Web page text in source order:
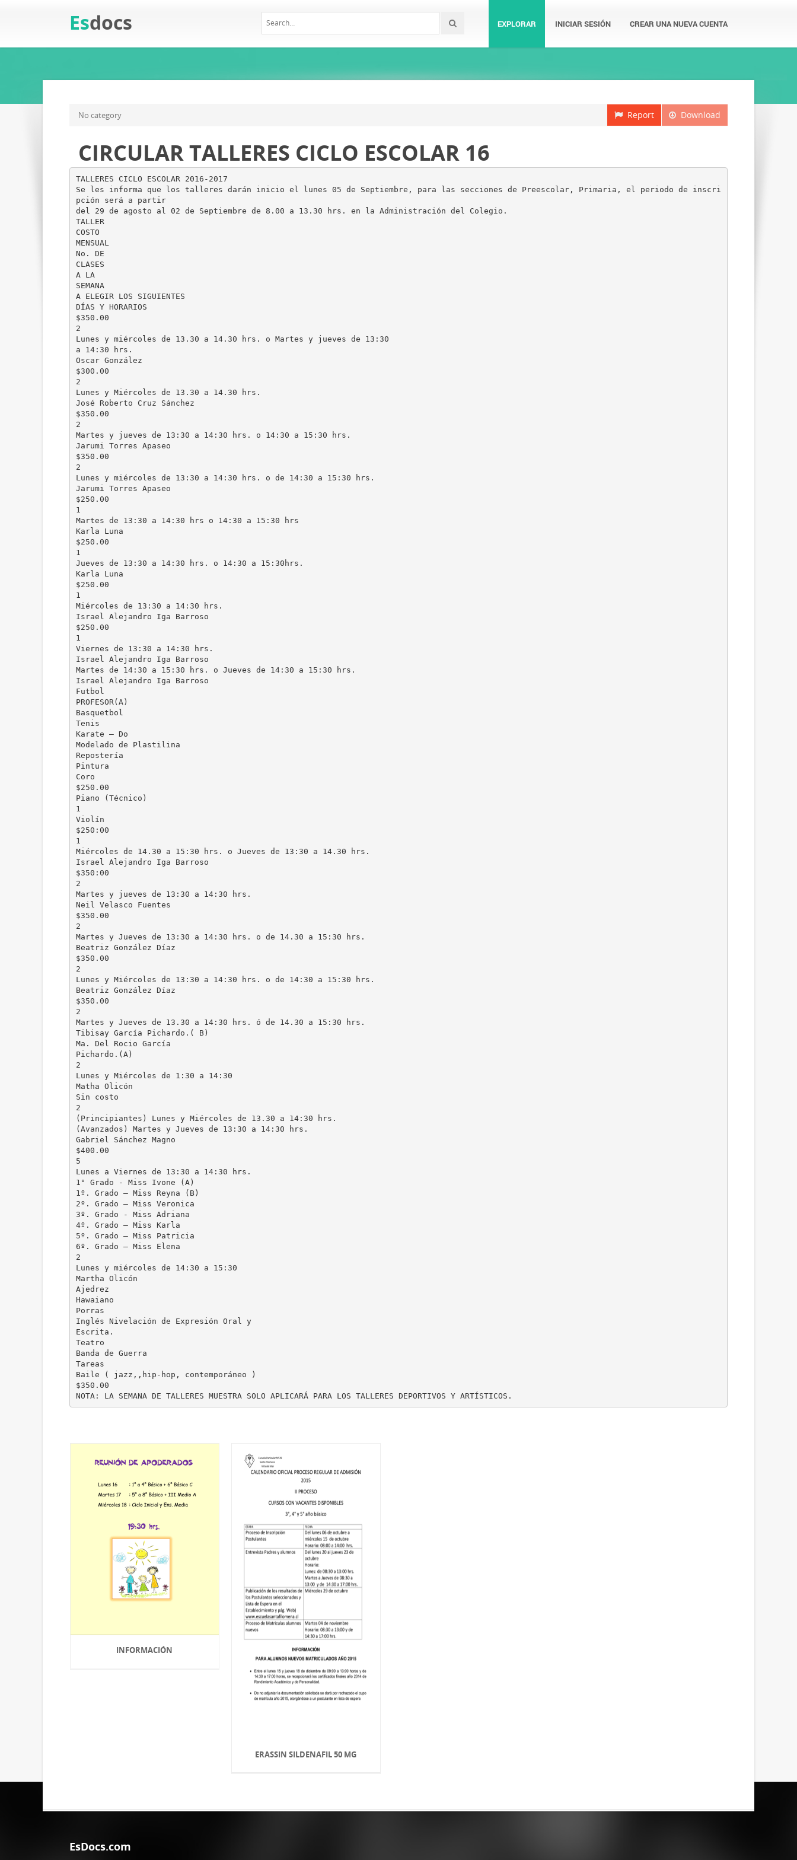
Esdocs EXPLORAR INICIAR SESIÓN CREAR UNA NUEVA CUENTA
Download
Report
No category
CIRCULAR TALLERES CICLO ESCOLAR 16
TALLERES CICLO ESCOLAR 2016-2017
Se les informa que los talleres darán inicio el lunes 05 de Septiembre, para las secciones de Preescolar, Primaria, el periodo de inscri
pción será a partir
del 29 de agosto al 02 de Septiembre de 8.00 a 13.30 hrs. en la Administración del Colegio.
TALLER
COSTO
MENSUAL
No. DE
CLASES
A LA
SEMANA
A ELEGIR LOS SIGUIENTES
DÍAS Y HORARIOS
$350.00
2
Lunes y miércoles de 13.30 a 14.30 hrs. o Martes y jueves de 13:30
a 14:30 hrs.
Oscar González
$300.00
2
Lunes y Miércoles de 13.30 a 14.30 hrs.
José Roberto Cruz Sánchez
$350.00
2
Martes y jueves de 13:30 a 14:30 hrs. o 14:30 a 15:30 hrs.
Jarumi Torres Apaseo
$350.00
2
Lunes y miércoles de 13:30 a 14:30 hrs. o de 14:30 a 15:30 hrs.
Jarumi Torres Apaseo
$250.00
1
Martes de 13:30 a 14:30 hrs o 14:30 a 15:30 hrs
Karla Luna
$250.00
1
Jueves de 13:30 a 14:30 hrs. o 14:30 a 15:30hrs.
Karla Luna
$250.00
1
Miércoles de 13:30 a 14:30 hrs.
Israel Alejandro Iga Barroso
$250.00
1
Viernes de 13:30 a 14:30 hrs.
Israel Alejandro Iga Barroso
Martes de 14:30 a 15:30 hrs. o Jueves de 14:30 a 15:30 hrs.
Israel Alejandro Iga Barroso
Futbol
PROFESOR(A)
Basquetbol
Tenis
Karate – Do
Modelado de Plastilina
Repostería
Pintura
Coro
$250.00
Piano (Técnico)
1
Violín
$250:00
1
Miércoles de 14.30 a 15:30 hrs. o Jueves de 13:30 a 14.30 hrs.
Israel Alejandro Iga Barroso
$350:00
2
Martes y jueves de 13:30 a 14:30 hrs.
Neil Velasco Fuentes
$350.00
2
Martes y Jueves de 13:30 a 14:30 hrs. o de 14.30 a 15:30 hrs.
Beatriz González Díaz
$350.00
2
Lunes y Miércoles de 13:30 a 14:30 hrs. o de 14:30 a 15:30 hrs.
Beatriz González Díaz
$350.00
2
Martes y Jueves de 13.30 a 14:30 hrs. ó de 14.30 a 15:30 hrs.
Tibisay García Pichardo.( B)
Ma. Del Rocio García
Pichardo.(A)
2
Lunes y Miércoles de 1:30 a 14:30
Matha Olicón
Sin costo
2
(Principiantes) Lunes y Miércoles de 13.30 a 14:30 hrs.
(Avanzados) Martes y Jueves de 13:30 a 14:30 hrs.
Gabriel Sánchez Magno
$400.00
5
Lunes a Viernes de 13:30 a 14:30 hrs.
1° Grado - Miss Ivone (A)
1º. Grado – Miss Reyna (B)
2º. Grado – Miss Veronica
3º. Grado - Miss Adriana
4º. Grado – Miss Karla
5º. Grado – Miss Patricia
6º. Grado – Miss Elena
2
Lunes y miércoles de 14:30 a 15:30
Martha Olicón
Ajedrez
Hawaiano
Porras
Inglés Nivelación de Expresión Oral y
Escrita.
Teatro
Banda de Guerra
Tareas
Baile ( jazz,,hip-hop, contemporáneo )
$350.00
INFORMACIÓN
ERASSIN SILDENAFIL 50 MG
EsDocs.com